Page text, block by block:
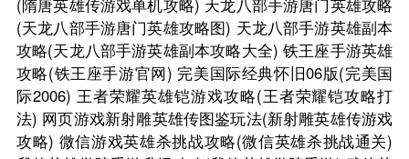
(天龙八部手游唐门英雄攻略图) 天龙八部手游英雄副本
攻略(天龙八部手游英雄副本攻略大全) 铁王座手游英雄
攻略(铁王座手游官网) 完美国际经典怀旧06版(完美国
际2006) 王者荣耀英雄铠游戏攻略(王者荣耀铠攻略打
法) 网页游戏新射雕英雄传图鉴玩法(新射雕英雄传游戏
攻略) 微信游戏英雄杀挑战攻略(微信英雄杀挑战通关)